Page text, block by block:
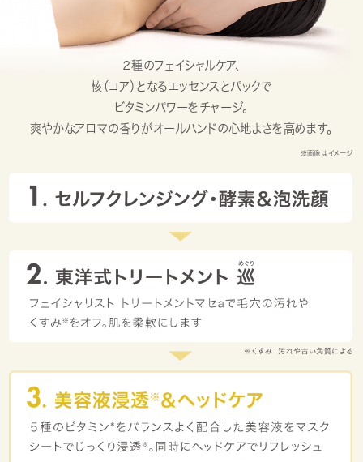
２種のフェイシャルケア、
核（コア）となるエッセンスとパックで
ビタミンパワーをチャージ。
爽やかなアロマの香りがオールハンドの心地よさを高めます。
※画像はイメージ